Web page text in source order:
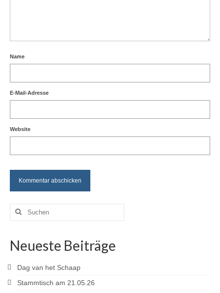
Name
E-Mail-Adresse
Website
Suchen
Neueste Beiträge
Dag van het Schaap
Stammtisch am 21.05.26